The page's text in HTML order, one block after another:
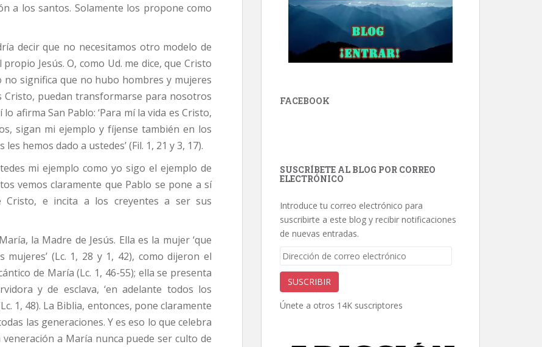
a los santos. Solamente los propone como
decir que no necesitamos otro modelo de
Jesús. O, como Ud. me dice, que Cristo
no significa que no hubo hombres y mujeres
Cristo, puedan transformarse para nosotros
afirma San Pablo: ‘Para mí la vida es Cristo,
sigan mi ejemplo y fíjense también en los
hemos dado a ustedes’ (Fil. 1, 21 y 3, 17).
mi ejemplo como yo sigo el ejemplo de
vemos claramente que Pablo se pone a sí
Cristo, e incita a los creyentes a ser sus
la Madre de Jesús. Ella es la mujer ‘que
(Lc. 1, 28 y 1, 42), como dijeron el
de María (Lc. 1, 46-55); ella se presenta
y de esclava, ‘en adelante todos los
1, 48). La Biblia, entonces, pone claramente
las generaciones. Y es eso lo que celebra
a María nunca puede ser culto de
FACEBOOK
SUSCRÍBETE AL BLOG POR CORREO
ELECTRÓNICO
Introduce tu correo electrónico para
suscribirte a este blog y recibir notificaciones
de nuevas entradas.
Dirección
correo
electrónico
SUSCRIBIR
Únete a otros 14K suscriptores